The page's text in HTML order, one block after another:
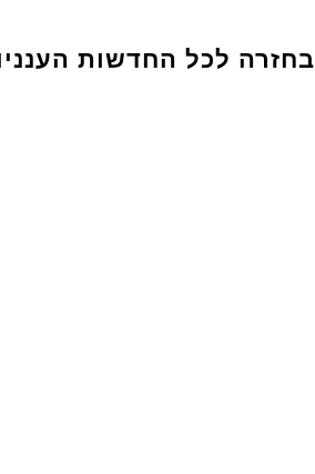
בחזרה לכל החדשות